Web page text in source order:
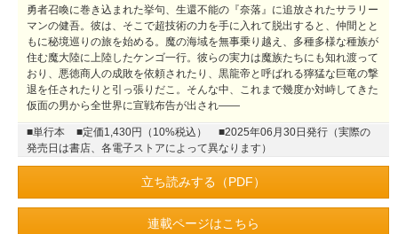
勇者召喚に巻き込まれた挙句、生還不能の『奈落』に追放されたサラリー
マンの健吾。彼は、そこで超技術の力を手に入れて脱出すると、仲間とと
もに秘境巡りの旅を始める。魔の海域を無事乗り越え、多種多様な種族が
住む魔大陸に上陸したケンゴ一行。彼らの実力は魔族たちにも知れ渡って
おり、悪徳商人の成敗を依頼されたり、黒龍帝と呼ばれる獰猛な巨竜の撃
退を任されたりと引っ張りだこ。そんな中、これまで幾度か対峙してきた
仮面の男から全世界に宣戦布告が出され――
■単行本 ■定価1,430円（10%税込）
■2025年06月30日発行（実際の
発売日は書店、各電子ストアによって異なります）
立ち読みする（PDF）
連載ページはこちら